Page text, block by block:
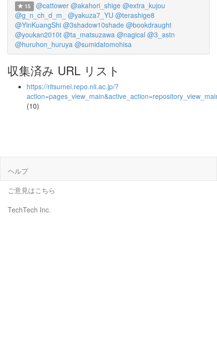
15 @cattower @akahori_shige @extra_kujou
@g_n_ch_d_m_
@yakuza7_YU @terashige8
@YinKuangShi @3shadow10shade @bookdraught
@youkan2010t @ta_matsuzawa @nagical @3_astn
@huruhon_huruya @sumidatomohisa
収集済み URL リスト
https://ritsumei.repo.nii.ac.jp/?
(10)
ヘルプ
ご意見はこちら
TechTech Inc.